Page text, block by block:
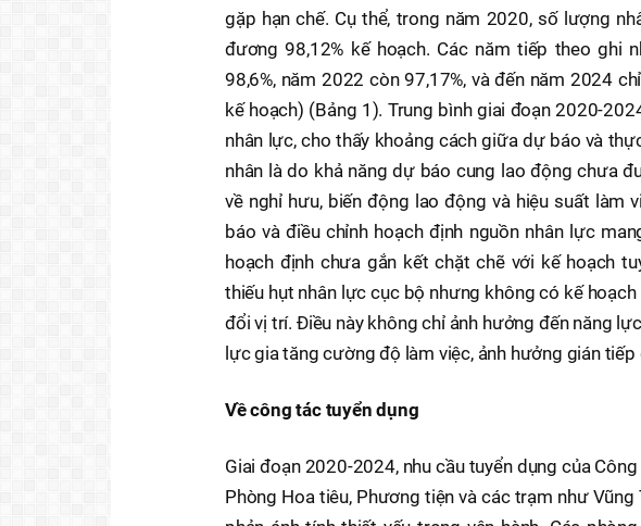
gặp hạn chế. Cụ thể, trong năm 2020, số lượng
đương 98,12% kế hoạch. Các năm tiếp theo ghi
98,6%, năm 2022 còn 97,17%, và đến năm 2024
kế hoạch) (Bảng 1). Trung bình giai đoạn 2020-
nhân lực, cho thấy khoảng cách giữa dự báo và
nhân là do khả năng dự báo cung lao động chưa
về nghỉ hưu, biến động lao động và hiệu suất làm
báo và điều chỉnh hoạch định nguồn nhân lực
hoạch định chưa gắn kết chặt chẽ với kế hoạch
thiếu hụt nhân lực cục bộ nhưng không có kế
đổi vị trí. Điều này không chỉ ảnh hưởng đến năng
lực gia tăng cường độ làm việc, ảnh hưởng gián tiếp
Về công tác tuyển dụng
Giai đoạn 2020-2024, nhu cầu tuyển dụng của
Phòng Hoa tiêu, Phương tiện và các trạm như Vũng